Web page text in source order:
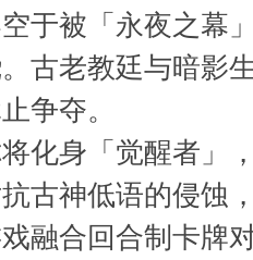
于被「永夜之幕
古老教廷与暗影
争夺。
化身「觉醒者」
古神低语的侵蚀
融合回合制卡牌